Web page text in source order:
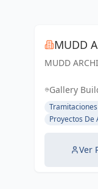
MUDD
MUDD
innovador y
nuestra
Gallery
Vella,
Proyectos De
Ver